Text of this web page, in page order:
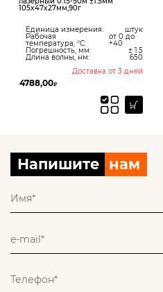
105x47x27мм,90г
Единица измерения: штук
Рабочая
температура, °С:
от 0 до
+40
Погрешность, мм: ± 1.5
Длина волны, нм:
650
Доставка от 3 дней
4788,00₽
Напишите нам